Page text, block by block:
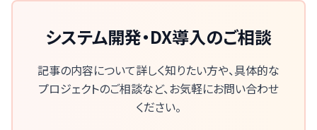
システム開発・DX導入のご相談
記事の内容について詳しく知りたい方や、具体的な
プロジェクトのご相談など、お気軽にお問い合わせ
ください。